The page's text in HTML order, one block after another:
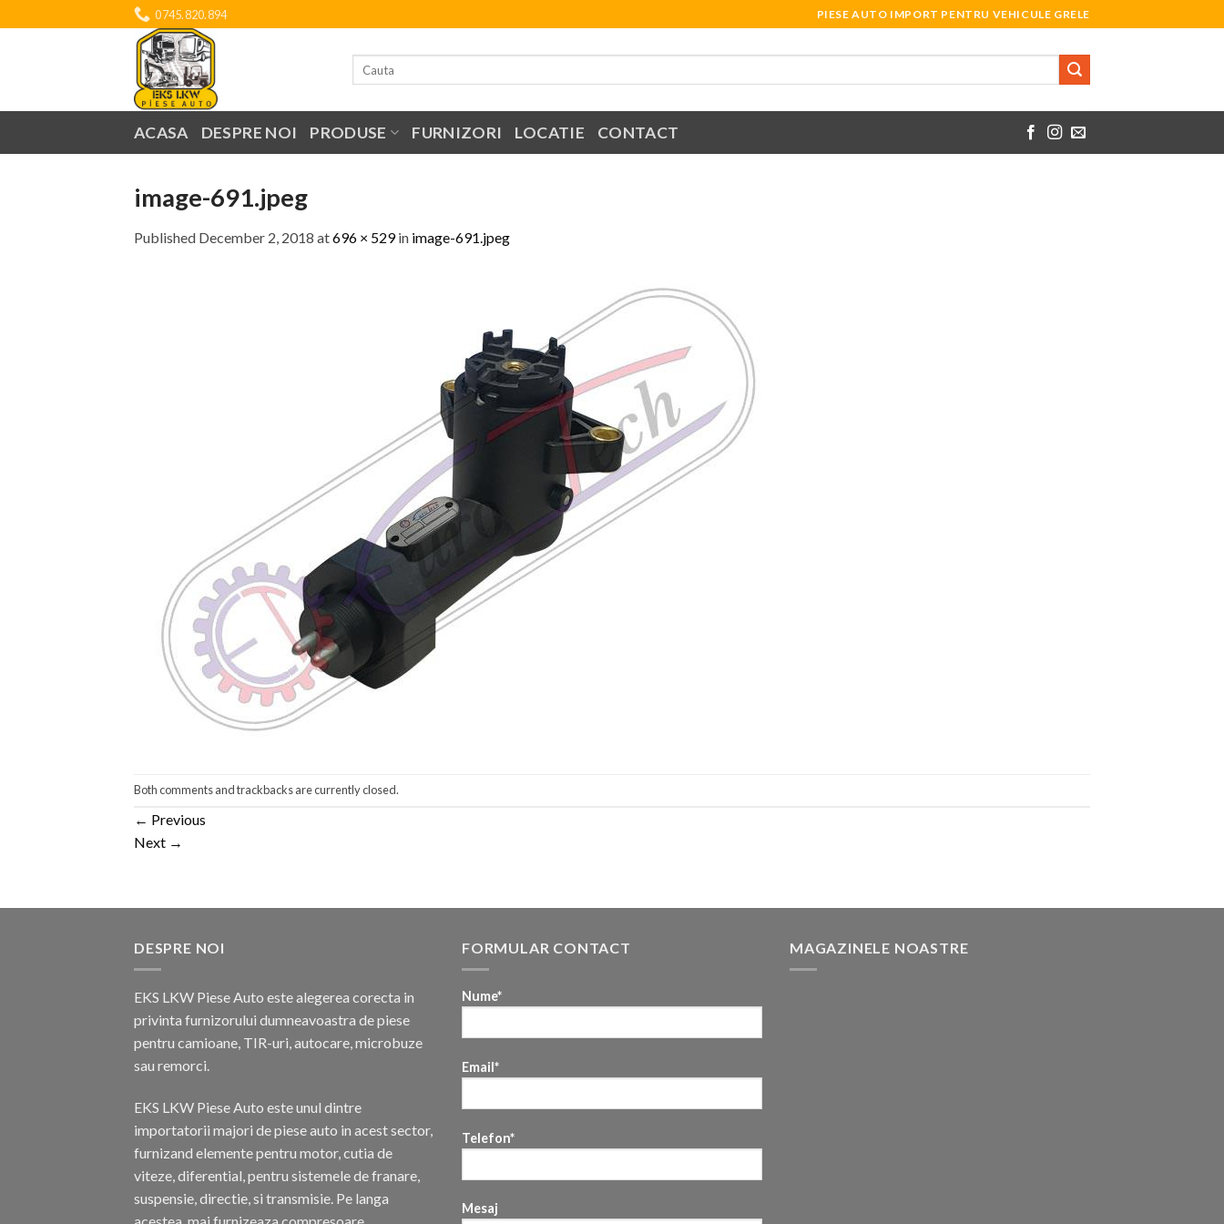
to
0745.820.894 PIESE AUTO IMPORT PENTRU VEHICULE GRELE
ACASA DESPRE NOI PRODUSE FURNIZORI LOCATIE CONTACT
image-691.jpeg
Published December 2, 2018 at696 × 529in image-691.jpeg
Both comments and trackbacks are currently closed.
← Previous
Next →
DESPRE NOI
EKS LKW Piese Auto este alegerea corecta in
privinta furnizorului dumneavoastra de piese
pentru camioane, TIR-uri, autocare, microbuze
sau remorci.
EKS LKW Piese Auto este unul dintre
importatorii majori de piese auto in acest sector,
furnizand elemente pentru motor, cutia de
viteze, diferential, pentru sistemele de franare,
suspensie, directie, si transmisie. Pe langa
FORMULAR CONTACT
Nume*
Email*
Telefon*
Mesaj
MAGAZINELE NOASTRE